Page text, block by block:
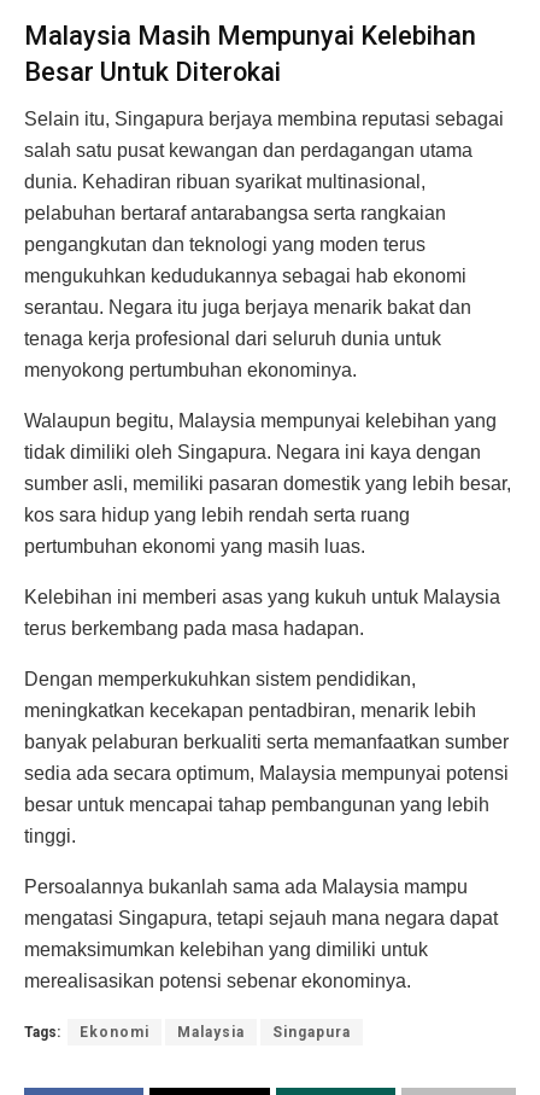
Malaysia Masih Mempunyai Kelebihan
Besar Untuk Diterokai
Selain itu, Singapura berjaya membina reputasi sebagai
salah satu pusat kewangan dan perdagangan utama
dunia. Kehadiran ribuan syarikat multinasional,
pelabuhan bertaraf antarabangsa serta rangkaian
pengangkutan dan teknologi yang moden terus
mengukuhkan kedudukannya sebagai hab ekonomi
serantau. Negara itu juga berjaya menarik bakat dan
tenaga kerja profesional dari seluruh dunia untuk
menyokong pertumbuhan ekonominya.
Walaupun begitu, Malaysia mempunyai kelebihan yang
tidak dimiliki oleh Singapura. Negara ini kaya dengan
sumber asli, memiliki pasaran domestik yang lebih besar,
kos sara hidup yang lebih rendah serta ruang
pertumbuhan ekonomi yang masih luas.
Kelebihan ini memberi asas yang kukuh untuk Malaysia
terus berkembang pada masa hadapan.
Dengan memperkukuhkan sistem pendidikan,
meningkatkan kecekapan pentadbiran, menarik lebih
banyak pelaburan berkualiti serta memanfaatkan sumber
sedia ada secara optimum, Malaysia mempunyai potensi
besar untuk mencapai tahap pembangunan yang lebih
tinggi.
Persoalannya bukanlah sama ada Malaysia mampu
mengatasi Singapura, tetapi sejauh mana negara dapat
memaksimumkan kelebihan yang dimiliki untuk
merealisasikan potensi sebenar ekonominya.
Tags: Ekonomi Malaysia Singapura